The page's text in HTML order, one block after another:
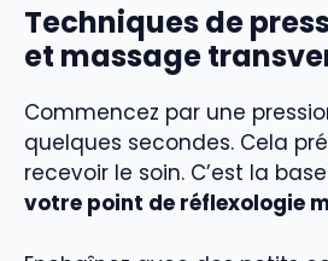
Techniques de
et massage
Commencez par une
quelques secondes. Cela
recevoir le soin. C’est la
votre point de réflexologie